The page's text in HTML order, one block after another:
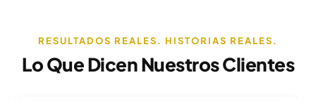
RESULTADOS REALES. HISTORIAS REALES.
Lo Que Dicen Nuestros Clientes